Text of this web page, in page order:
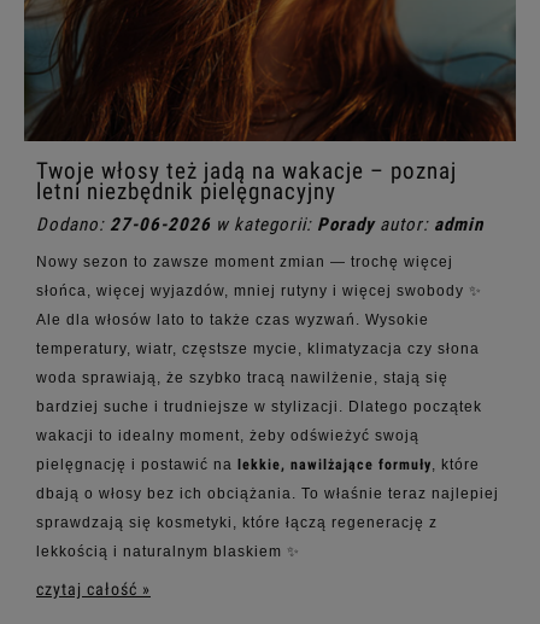
Twoje włosy też jadą na wakacje – poznaj
letni niezbędnik pielęgnacyjny
Dodano: 27-06-2026 w kategorii: Poradyautor: admin
Nowy sezon to zawsze moment zmian — trochę więcej
słońca, więcej wyjazdów, mniej rutyny i więcej swobody ✨
Ale dla włosów lato to także czas wyzwań. Wysokie
temperatury, wiatr, częstsze mycie, klimatyzacja czy słona
woda sprawiają, że szybko tracą nawilżenie, stają się
bardziej suche i trudniejsze w stylizacji. Dlatego początek
wakacji to idealny moment, żeby odświeżyć swoją
pielęgnację i postawić na lekkie, nawilżające formuły , które
dbają o włosy bez ich obciążania. To właśnie teraz najlepiej
sprawdzają się kosmetyki, które łączą regenerację z
lekkością i naturalnym blaskiem ✨
czytaj całość »